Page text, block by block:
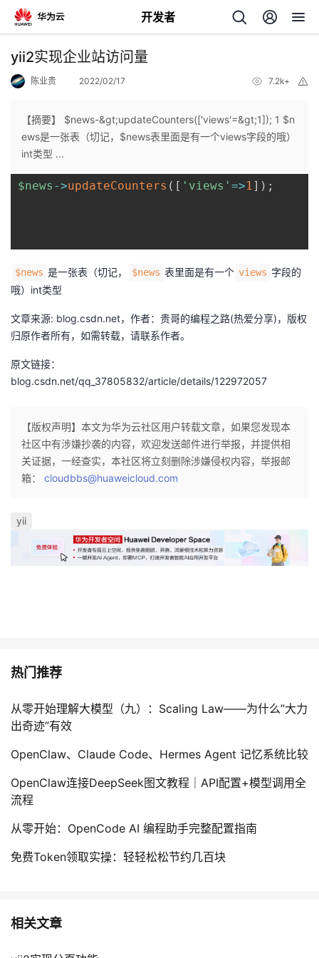
开发者
返
个
页
开
者
我
博
客
的
论
我
的
子
我
直
的
我
者
学
堂
我
的
程
我
认
的
我
支
持
我
的
技
支
我
的
声
yii2实现企业站访问量
陈业贵 2022/02/17 7.2k+
【摘要】 $news-&gt;updateCounters(['views'=&gt;1]); 1 $n
ews是一张表（切记，$news表里面是有一个views字段的哦）
int类型 ...
$news ->updateCounters ( [ 'views' =>1] ) ;
$news 是一张表（切记， $news 表里面是有一个 views 字段的
哦）int类型
文章来源: blog.csdn.net，作者：贵哥的编程之路(热爱分享)，版权
归原作者所有，如需转载，请联系作者。
原文链接：
blog.csdn.net/qq_37805832/article/details/122972057
【版权声明】本文为华为云社区用户转载文章，如果您发现本
社区中有涉嫌抄袭的内容，欢迎发送邮件进行举报，并提供相
关证据，一经查实，本社区将立刻删除涉嫌侵权内容，举报邮
箱： cloudbbs@huaweicloud.com
yii
热门推荐
从零开始理解大模型（九）：Scaling Law——为什么”大力
出奇迹”有效
OpenClaw、Claude Code、Hermes Agent 记忆系统比较
OpenClaw连接DeepSeek图文教程｜API配置+模型调用全
流程
从零开始：OpenCode AI 编程助手完整配置指南
免费Token领取实操：轻轻松松节约几百块
相关文章